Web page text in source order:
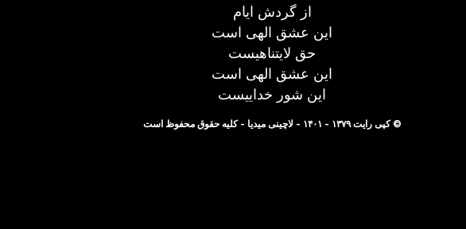
از گردش ایام
این عشق الهی است
حق لایتناهیست
این عشق الهی است
این شور خداییست
© کپی رایت ۱۳۷۹ - ۱۴۰۱ - لاچینی میدیا - کلیه حقوق محفوظ است